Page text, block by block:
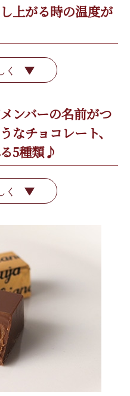
上がる時の温度が
く
ンバーの名前がつ
なチョコレート、
5種類♪
く